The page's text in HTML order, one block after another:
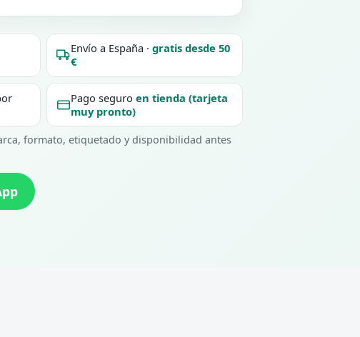
Envío a España · gratis desde 50
€
Pago seguro en tienda (tarjeta
muy pronto)
formato, etiquetado y disponibilidad antes